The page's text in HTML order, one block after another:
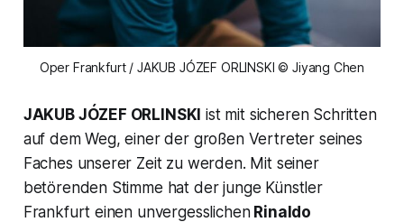
Oper Frankfurt / JAKUB JÓZEF ORLINSKI © Jiyang Chen
JAKUB JÓZEF ORLINSKI ist mit sicheren Schritten
auf dem Weg, einer der großen Vertreter seines
Faches unserer Zeit zu werden. Mit seiner
betörenden Stimme hat der junge Künstler
Frankfurt einen unvergesslichenRinaldo